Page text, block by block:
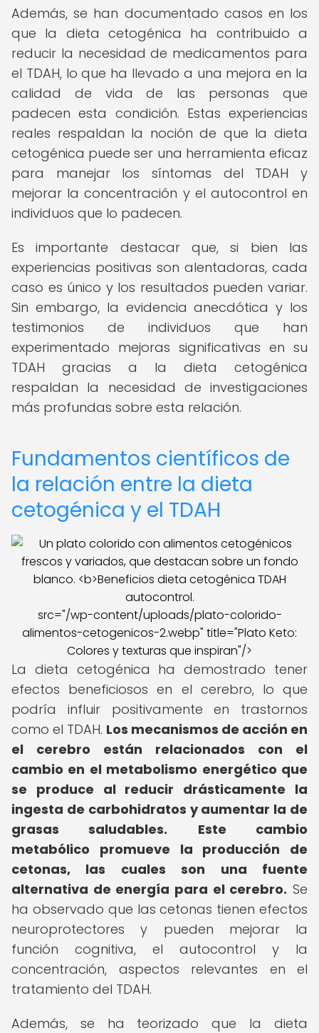
Además, se han documentado casos en los
que la dieta cetogénica ha contribuido a
reducir la necesidad de medicamentos para
el TDAH, lo que ha llevado a una mejora en la
calidad de vida de las personas que
padecen esta condición. Estas experiencias
reales respaldan la noción de que la dieta
cetogénica puede ser una herramienta eficaz
para manejar los síntomas del TDAH y
mejorar la concentración y el autocontrol en
individuos que lo padecen.
Es importante destacar que, si bien las
experiencias positivas son alentadoras, cada
caso es único y los resultados pueden variar.
Sin embargo, la evidencia anecdótica y los
testimonios de individuos que han
experimentado mejoras significativas en su
TDAH gracias a la dieta cetogénica
respaldan la necesidad de investigaciones
más profundas sobre esta relación.
Fundamentos científicos de
la relación entre la dieta
cetogénica y el TDAH
src="/wp-content/uploads/plato-colorido-
alimentos-cetogenicos-2.webp" title="Plato Keto:
Colores y texturas que inspiran"/>
La dieta cetogénica ha demostrado tener
efectos beneficiosos en el cerebro, lo que
podría influir positivamente en trastornos
como el TDAH. Los mecanismos de acción en
el cerebro están relacionados con el
cambio en el metabolismo energético que
se produce al reducir drásticamente la
ingesta de carbohidratos y aumentar la de
grasas saludables.
Este cambio
metabólico promueve la producción de
cetonas, las cuales son una fuente
alternativa de energía para el cerebro. Se
ha observado que las cetonas tienen efectos
neuroprotectores y pueden mejorar la
función cognitiva, el autocontrol y la
concentración, aspectos relevantes en el
tratamiento del TDAH.
Además, se ha teorizado que la dieta